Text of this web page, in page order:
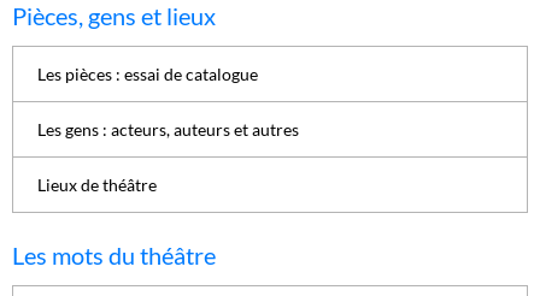
Pièces, gens et lieux
Les pièces : essai de catalogue
Les gens : acteurs, auteurs et autres
Lieux de théâtre
Les mots du théâtre